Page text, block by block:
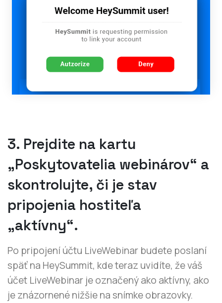
3. Prejdite na kartu
„Poskytovatelia webinárov“ a
skontrolujte, či je stav
pripojenia hostiteľa
„aktívny“.
Po pripojení účtu LiveWebinar budete poslaní
späť na HeySummit, kde teraz uvidíte, že váš
účet LiveWebinar je označený ako aktívny, ako
je znázornené nižšie na snímke obrazovky.